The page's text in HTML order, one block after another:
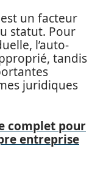
un facteur
statut. Pour
l’auto-
tandis
juridiques
complet pour
entreprise